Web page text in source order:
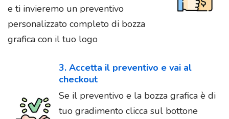
e ti invieremo un preventivo
personalizzato completo di bozza
grafica con il tuo logo
3. Accetta il preventivo e vai al
checkout
Se il preventivo e la bozza grafica è di
tuo gradimento clicca sul bottone